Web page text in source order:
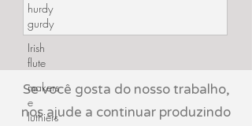
hurdy
gurdy
Irish
flute
makers
e
luthiers
Se você gosta do nosso trabalho,
nos ajude a continuar produzindo